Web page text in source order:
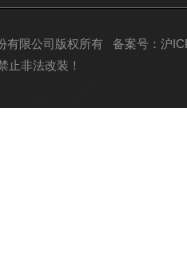
有限公司版权所有 备案号：沪
止非法改装！